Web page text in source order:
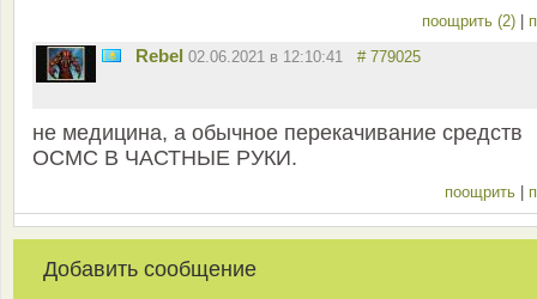
поощрить (2) |
Rebel 02.06.2021 в 12:10:41 # 779025
не медицина, а обычное перекачивание средств
ОСМС В ЧАСТНЫЕ РУКИ.
поощрить |
Добавить сообщение